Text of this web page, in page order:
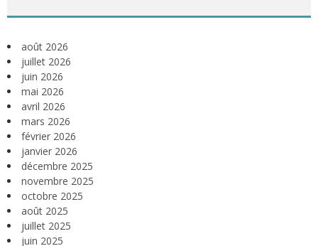
août 2026
juillet 2026
juin 2026
mai 2026
avril 2026
mars 2026
février 2026
janvier 2026
décembre 2025
novembre 2025
octobre 2025
août 2025
juillet 2025
juin 2025